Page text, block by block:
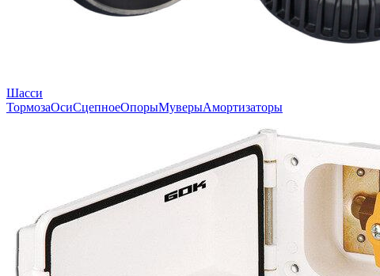
Шасси
ТормозаОсиСцепноеОпорыМуверыАмортизаторы